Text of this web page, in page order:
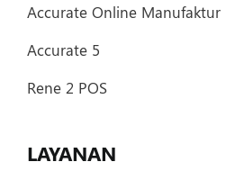
Accurate Online Manufaktur
Accurate 5
Rene 2 POS
LAYANAN